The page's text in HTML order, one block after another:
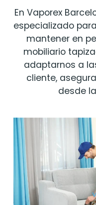
En Vaporex
especializado
mantener en
mobiliario
adaptarnos a
cliente,
desde